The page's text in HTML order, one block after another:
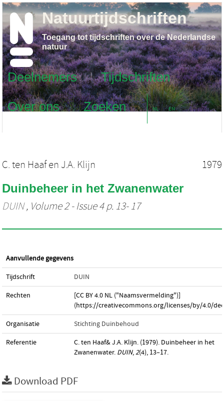
Deelnemers
Tijdschriften
Over ons
Zoeken NL EN
Natuurtijdschriften
Toegang tot tijdschriften over de Nederlandse
natuur
C. ten Haafen J.A. Klijn 1979
Duinbeheer in het Zwanenwater
DUIN, Volume 2 - Issue 4 p. 13- 17
Aanvullende gegevens
Tijdschrift DUIN
Rechten
[CC BY 4.0 NL ("Naamsvermelding")]
(https://creativecommons.org/licenses/by/4.0/
Organisatie Stichting Duinbehoud
Referentie
C. ten Haaf& J.A. Klijn. (1979). Duinbeheer in het
Zwanenwater. DUIN,2(4), 13–17.
Download PDF